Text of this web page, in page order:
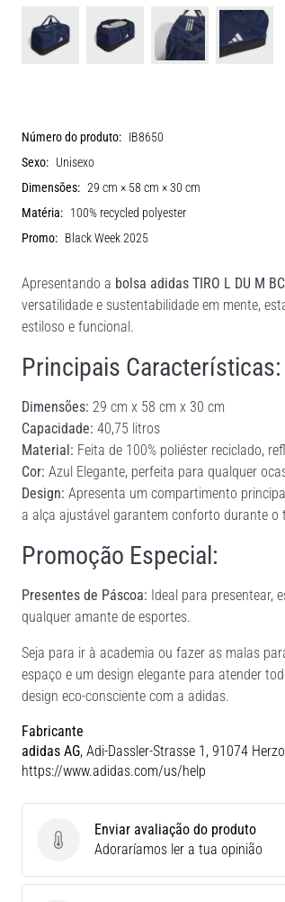
Número do produto: IB8650
Sexo: Unisexo
Dimensões: 29 cm × 58 cm × 30 cm
Matéria: 100% recycled polyester
Promo: Black Week 2025
Apresentando a bolsa adidas TIRO L DU M BC
versatilidade e sustentabilidade em mente,
estiloso e funcional.
Principais Características:
Dimensões: 29 cm x 58 cm x 30 cm
Capacidade: 40,75 litros
Material: Feita de 100% poliéster reciclado,
Cor: Azul Elegante, perfeita para qualquer
Design: Apresenta um compartimento
a alça ajustável garantem conforto durante o
Promoção Especial:
Presentes de Páscoa: Ideal para presentear,
qualquer amante de esportes.
Seja para ir à academia ou fazer as malas
espaço e um design elegante para atender
design eco-consciente com a adidas.
Fabricante
adidas AG, Adi-Dassler-Strasse 1, 91074
https://www.adidas.com/us/help
Enviar avaliação do produto
Enviar avaliação do produto
Adoraríamos ler a tua opinião